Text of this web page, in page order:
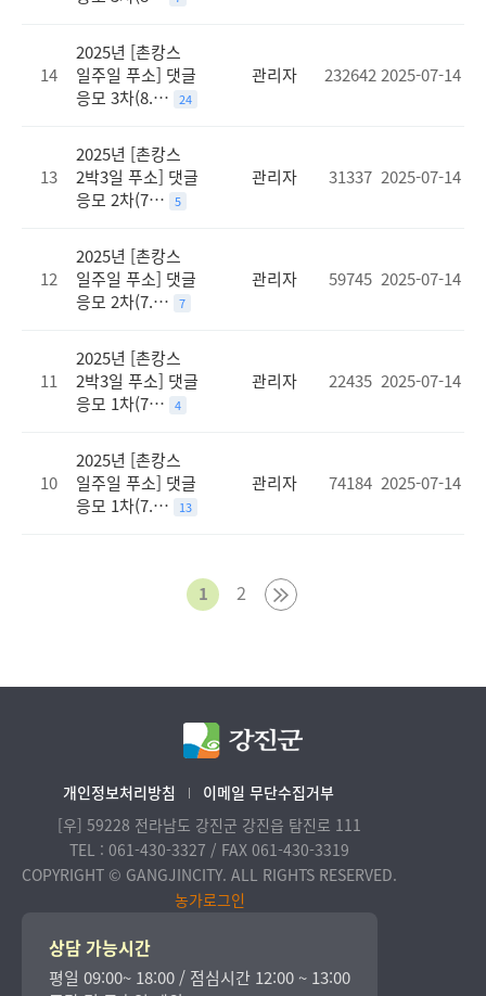
14
2025년 [촌캉스
일주일 푸소] 댓글
응모 3차(8.… 24
관리자 2326422025-07-14
13
2025년 [촌캉스
2박3일 푸소] 댓글
응모 2차(7… 5
관리자 31337 2025-07-14
12
2025년 [촌캉스
일주일 푸소] 댓글
응모 2차(7.… 7
관리자 59745 2025-07-14
11
2025년 [촌캉스
2박3일 푸소] 댓글
응모 1차(7… 4
관리자 22435 2025-07-14
10
2025년 [촌캉스
일주일 푸소] 댓글
응모 1차(7.…
13
관리자 74184 2025-07-14
1 2
개인정보처리방침
이메일 무단수집거부
[우] 59228 전라남도 강진군 강진읍 탐진로 111
TEL : 061-430-3327 / FAX 061-430-3319
COPYRIGHT © GANGJINCITY. ALL RIGHTS RESERVED.
농가로그인
상담 가능시간
평일 09:00~ 18:00 / 점심시간 12:00 ~ 13:00